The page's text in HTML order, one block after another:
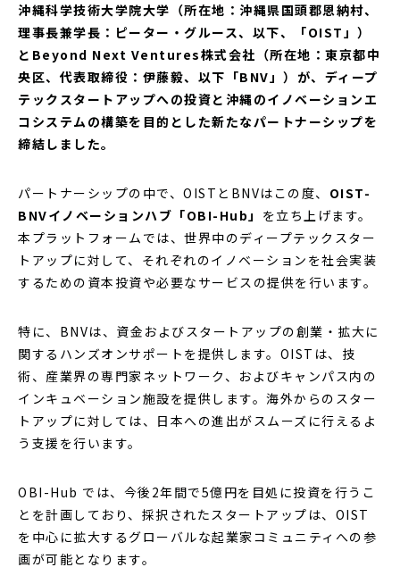
沖縄科学技術大学院大学（所在地：沖縄県国頭郡恩納村、
理事長兼学長：ピーター・グルース、以下、「OIST」）
とBeyond Next Ventures株式会社（所在地：東京都中
央区、代表取締役：伊藤毅、以下「BNV」）が、ディープ
テックスタートアップへの投資と沖縄のイノベーションエ
コシステムの構築を目的とした新たなパートナーシップを
締結しました。
パートナーシップの中で、OISTとBNVはこの度、 OIST-
BNVイノベーションハブ「OBI-Hub」 を立ち上げます。
本プラットフォームでは、世界中のディープテックスター
トアップに対して、それぞれのイノベーションを社会実装
するための資本投資や必要なサービスの提供を行います。
特に、BNVは、資金およびスタートアップの創業・拡大に
関するハンズオンサポートを提供します。OISTは、技
術、産業界の専門家ネットワーク、およびキャンパス内の
インキュベーション施設を提供します。海外からのスター
トアップに対しては、日本への進出がスムーズに行えるよ
う支援を行います。
OBI-Hub では、今後2年間で5億円を目処に投資を行うこ
とを計画しており、採択されたスタートアップは、OIST
を中心に拡大するグローバルな起業家コミュニティへの参
画が可能となります。